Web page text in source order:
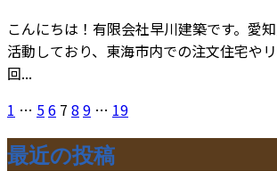
こんにちは！有限会社早川建築です。愛
活動しており、東海市内での注文住宅や
回...
1 … 56 7 8 9 … 19
最近の投稿